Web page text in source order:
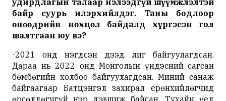
байр
суурь илэрхийлдэг. Таны
бодлоор
өнөөдрийн
нөхцөл байдалд хүргэсэн
гол
шалтгаан юу вэ?
-2021 онд нэгдсэн дээд лиг байгуулагдсан.
Дараа нь 2022 онд Монголын үндэсний сагсан
бөмбөгийн холбоо байгуулагдсан. Миний санаж
байгаагаар Батцэнгэл захирал ерөнхийлөгчид
өрсөлдөгчгүй нэр дэвшиж байсан. Тухайн үед